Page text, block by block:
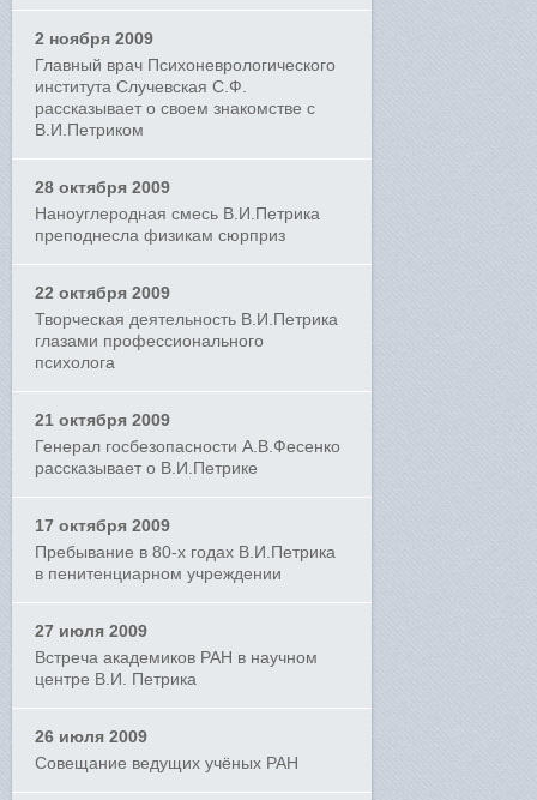
2 ноября 2009
Главный врач Психоневрологического
института Случевская С.Ф.
рассказывает о своем знакомстве с
В.И.Петриком
28 октября 2009
Наноуглеродная смесь В.И.Петрика
преподнесла физикам сюрприз
22 октября 2009
Творческая деятельность В.И.Петрика
глазами профессионального
психолога
21 октября 2009
Генерал госбезопасности А.В.Фесенко
рассказывает о В.И.Петрике
17 октября 2009
Пребывание в 80-х годах В.И.Петрика
в пенитенциарном учреждении
27 июля 2009
Встреча академиков РАН в научном
центре В.И. Петрика
26 июля 2009
Совещание ведущих учёных РАН